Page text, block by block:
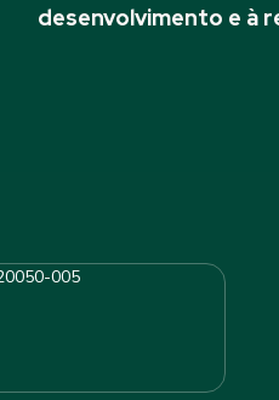
desenvolvimento e à
005